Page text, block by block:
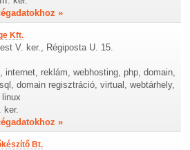
»
Kft.
V. ker., Régiposta U. 15.
internet, reklám, webhosting, php, domain,
domain regisztráció, virtual, webtárhely,
ker.
»
Bt.